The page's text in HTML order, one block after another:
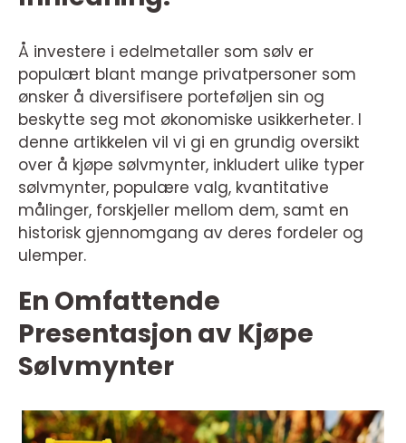
Å investere i edelmetaller som sølv er
populært blant mange privatpersoner som
ønsker å diversifisere porteføljen sin og
beskytte seg mot økonomiske usikkerheter. I
denne artikkelen vil vi gi en grundig oversikt
over å kjøpe sølvmynter, inkludert ulike typer
sølvmynter, populære valg, kvantitative
målinger, forskjeller mellom dem, samt en
historisk gjennomgang av deres fordeler og
ulemper.
En Omfattende
Presentasjon av Kjøpe
Sølvmynter